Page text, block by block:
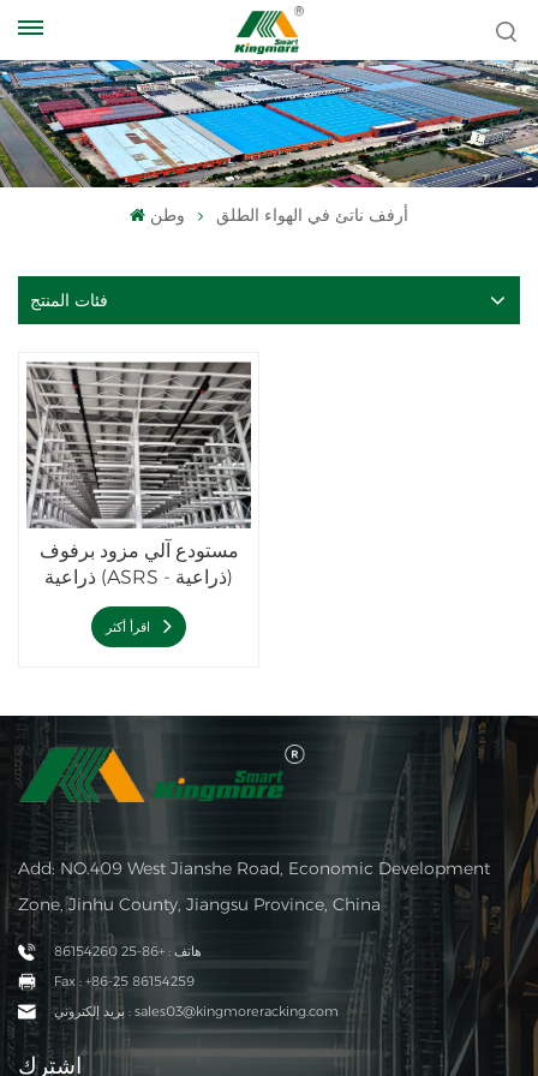
وطن أرفف ناتئ في الهواء الطلق
فئات المنتج
مستودع آلي مزود برفوف
ذراعية (ASRS - ذراعية)
Add: NO.409 West Jianshe Road, Economic Development
Zone, Jinhu County, Jiangsu Province, China
هاتف : +86-25 86154260
Fax : +86-25 86154259
بريد إلكتروني : sales03@kingmoreracking.com
اشترك